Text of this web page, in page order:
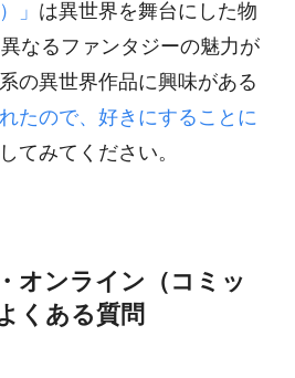
」 は異世界を舞台にした物
なるファンタジーの魅力が
の異世界作品に興味がある
たので、好きにすることに
てみてください。
オンライン（コミッ
くある質問